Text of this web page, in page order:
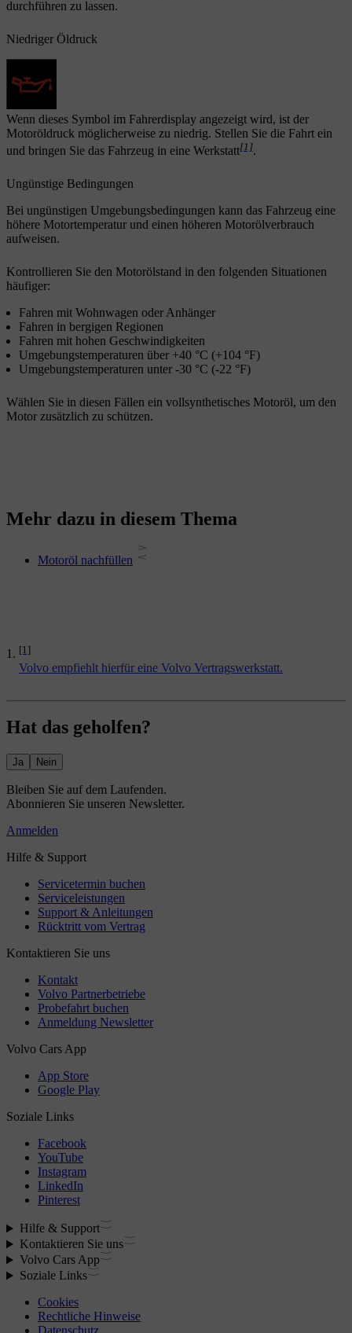
durchführen zu lassen.
Niedriger Öldruck
Wenn dieses Symbol im Fahrerdisplay angezeigt wird, ist der
Motoröldruck möglicherweise zu niedrig. Stellen Sie die Fahrt ein
und bringen Sie das Fahrzeug in eine Werkstatt[1].
Ungünstige Bedingungen
Bei ungünstigen Umgebungsbedingungen kann das Fahrzeug eine
höhere Motortemperatur und einen höheren Motorölverbrauch
aufweisen.
Kontrollieren Sie den Motorölstand in den folgenden Situationen
häufiger:
Fahren mit Wohnwagen oder Anhänger
Fahren in bergigen Regionen
Fahren mit hohen Geschwindigkeiten
Umgebungstemperaturen über +40 °C (+104 °F)
Umgebungstemperaturen unter -30 °C (-22 °F)
Wählen Sie in diesen Fällen ein vollsynthetisches Motoröl, um den
Motor zusätzlich zu schützen.
[1]
Volvo empfiehlt hierfür eine Volvo Vertragswerkstatt.
Mehr dazu in diesem Thema
Motoröl nachfüllen
Hat das geholfen?
Ja Nein